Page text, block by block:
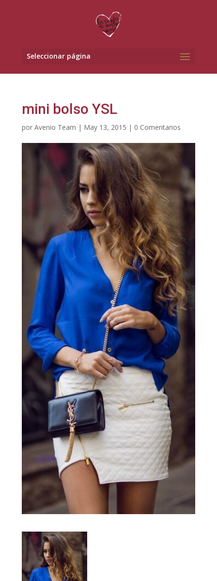
Seleccionar página
mini bolso YSL
por Avenio Team | May 13, 2015 | 0 Comentarios